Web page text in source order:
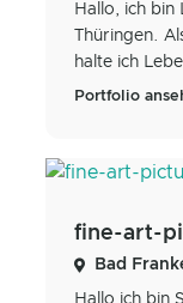
Hallo, ich bin
Thüringen.
halte ich
Portfolio
fine-art-
Bad